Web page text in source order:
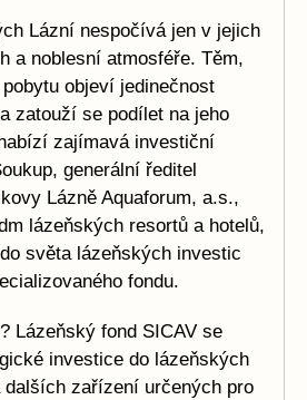
Lázní nespočívá jen v jejich
a noblesní atmosféře. Těm,
objeví jedinečnost
zatouží se podílet na jeho
zajímavá investiční
generální ředitel
Lázně Aquaforum, a.s.,
lázeňských resortů a hotelů,
světa lázeňských investic
fondu.
Lázeňský fond SICAV se
investice do lázeňských
dalších zařízení určených pro